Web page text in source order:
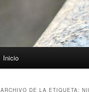
Inicio
ARCHIVO DE LA ETIQUETA: